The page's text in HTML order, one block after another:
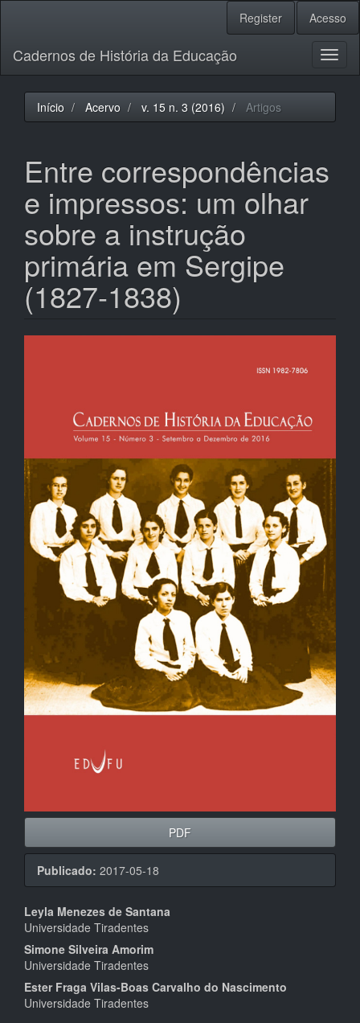
principal
Barra
Lateral
Register Acesso
Cadernos de História da Educação
Início Acervo v. 15 n. 3 (2016) Artigos
Entre correspondências
e impressos: um olhar
sobre a instrução
primária em Sergipe
(1827-1838)
artigos
PDF
Publicado: 2017-05-18
Conteúdo
do
artigo
principal
Leyla Menezes de Santana
Universidade Tiradentes
Simone Silveira Amorim
Universidade Tiradentes
Ester Fraga Vilas-Boas Carvalho do Nascimento
Universidade Tiradentes